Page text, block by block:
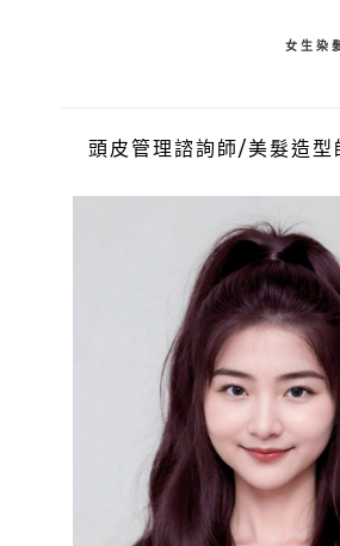
女生染
頭皮管理諮詢師/美髮造